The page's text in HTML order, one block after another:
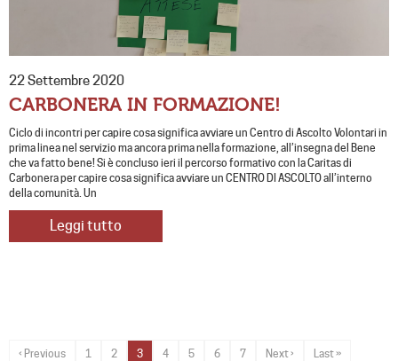
22 Settembre 2020
CARBONERA IN FORMAZIONE!
Ciclo di incontri per capire cosa significa avviare un Centro di Ascolto Volontari in
prima linea nel servizio ma ancora prima nella formazione, all’insegna del Bene
che va fatto bene! Si è concluso ieri il percorso formativo con la Caritas di
Carbonera per capire cosa significa avviare un CENTRO DI ASCOLTO all’interno
della comunità. Un
Leggi tutto
‹ Previous 1 2 3 4 5 6 7 Next › Last »